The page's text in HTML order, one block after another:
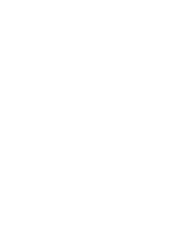
zo wordt terecht gezegd
dat de genade, die het
aanbeveelt en ontvangt,
gerechtigheid uit de
Christus tevergeefs
en rechtvaardigde niet,
al en rechtvaardigde
niet tevergeefs
zou worden door Hem
gekomen om de Wet te
die door Adam verloren
zou worden door Hem